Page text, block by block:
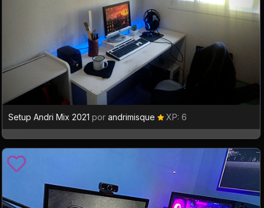
Setup Andri Mix 2021 por andrimisque XP: 6